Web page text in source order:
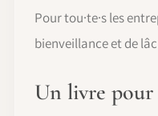
Pour tou·te·s les
bienveillance et de
Un livre pour